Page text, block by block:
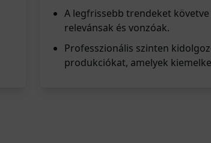
A legfrissebb trendeket
relevánsak és vonzóak.
Professzionális szinten
produkciókat, amelyek